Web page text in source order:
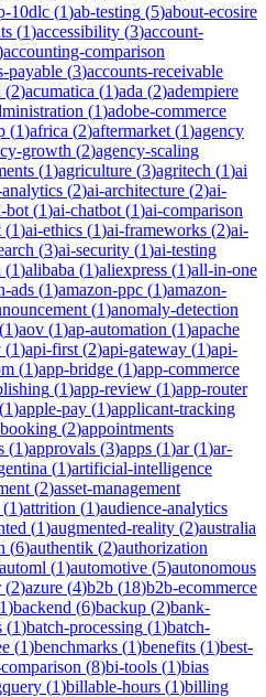
10dlc (1)ab-testing (5)about-ecosire
(1)accessibility (3)account-
accounting-comparison
payable (3)accounts-receivable
(2)acumatica (1)ada (2)adempiere
(1)adobe-commerce
(1)africa (2)aftermarket (1)agency
growth (2)agency-scaling
(1)agriculture (3)agritech (1)ai
(2)ai-architecture (2)ai-
bot (1)ai-chatbot (1)ai-comparison
(1)ai-ethics (1)ai-frameworks (2)ai-
(3)ai-security (1)ai-testing
(1)alibaba (1)aliexpress (1)all-in-one
ads (1)amazon-ppc (1)amazon-
(1)anomaly-detection
(1)aov (1)ap-automation (1)apache
(1)api-first (2)api-gateway (1)api-
(1)app-bridge (1)app-commerce
(1)app-review (1)app-router
(1)apple-pay (1)applicant-tracking
(2)appointments
(1)approvals (3)apps (1)ar(1)ar-
(1)artificial-intelligence
(2)asset-management
(1)attrition (1)audience-analytics
(1)augmented-reality (2)australia
(6)authentik (2)authorization
automl (1)automotive (5)autonomous
(2)azure (4)b2b (18)b2b-ecommerce
1)backend (6)backup (2)bank-
(1)batch-processing (1)batch-
(1)benchmarks (1)benefits (1)best-
(8)bi-tools (1)bias
(1)billable-hours (1)billing